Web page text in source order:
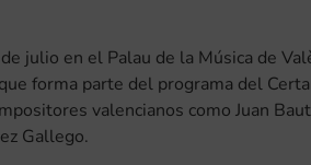
julio en el Palau de la Música de
forma parte del programa del
valencianos como Juan
Gallego.